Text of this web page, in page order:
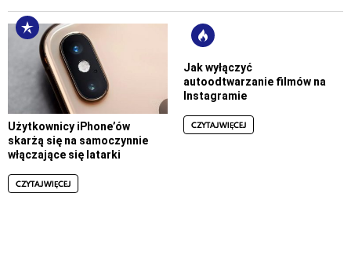
Użytkownicy iPhone’ów
skarżą się na samoczynnie
włączające się latarki
CZYTAJ WIĘCEJ
Jak wyłączyć
autoodtwarzanie filmów na
Instagramie
CZYTAJ WIĘCEJ